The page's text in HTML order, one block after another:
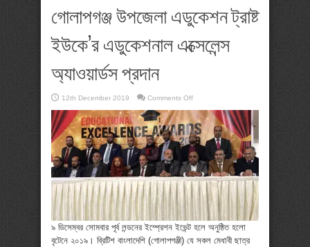
গোলাপগঞ্জ উপজেলা এডুকেশন ট্রাষ্ট
ইউকে’র এডুকেশনাল এক্সেলেন্স
অ্যাওয়ার্ডস প্রদান
12th December 2019 Comments Offon
উপজেলা
এডুকেশন
ট্রাষ্ট
ইউকে’র
এডুকেশনাল
এক্সেলেন্স
অ্যাওয়ার্ডস
প্রদান
৯ ডিসেম্বর সোমবার পূর্ব লন্ডনের ইম্প্রেশন ইভেন্ট হলে অনুষ্ঠিত হলো
বৃটেনে ২০১৯। ব্রিটিশ বাংলাদেশি (গোলাপগঞ্জী) যে সকল মেধাবী ছাত্র